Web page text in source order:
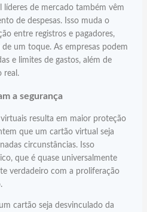
líderes de mercado também vêm
de despesas. Isso muda o
entre registros e pagadores,
um toque. As empresas podem
e limites de gastos, além de
real.
a segurança
resulta em maior proteção
que um cartão virtual seja
circunstâncias. Isso
que é quase universalmente
verdadeiro com a proliferação
cartão seja desvinculado da